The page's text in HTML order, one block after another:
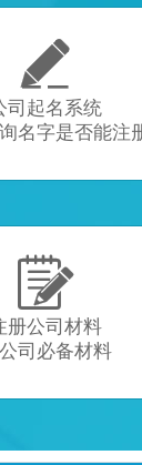

司起名系统
名字是否能注

册公司材料
司必备材料